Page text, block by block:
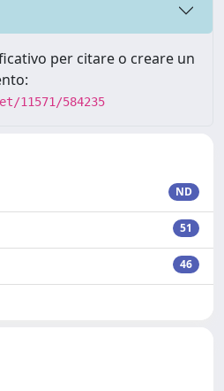
per citare o creare un
11571/584235
ND
51
46